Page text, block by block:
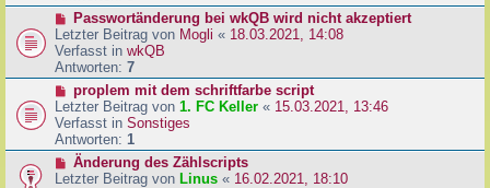
t
a
g
r
B
e
i
t
a
g
N
e
u
e
r
B
e
i
t
a
Passwortänderung bei wkQB wird nicht akzeptiert
Letzter Beitrag von Mogli « 18.03.2021, 14:08
Verfasst in wkQB
Antworten: 7
N
e
u
e
r
B
proplem mit dem schriftfarbe script
Letzter Beitrag von 1. FC Keller « 15.03.2021, 13:46
Verfasst in Sonstiges
Antworten: 1
N
e
Änderung des Zählscripts
Letzter Beitrag von Linus « 16.02.2021, 18:10